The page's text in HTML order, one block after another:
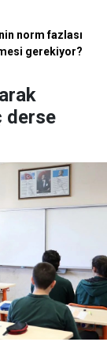
norm fazlası
gerekiyor?
derse